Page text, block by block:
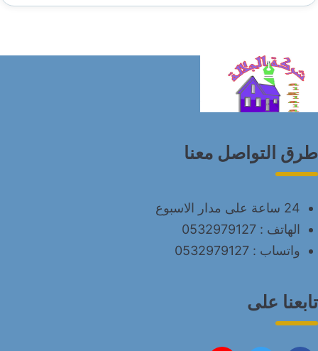
طرق التواصل معنا
24 ساعة على مدار الاسبوع
الهاتف : 0532979127
واتساب : 0532979127
تابعنا على